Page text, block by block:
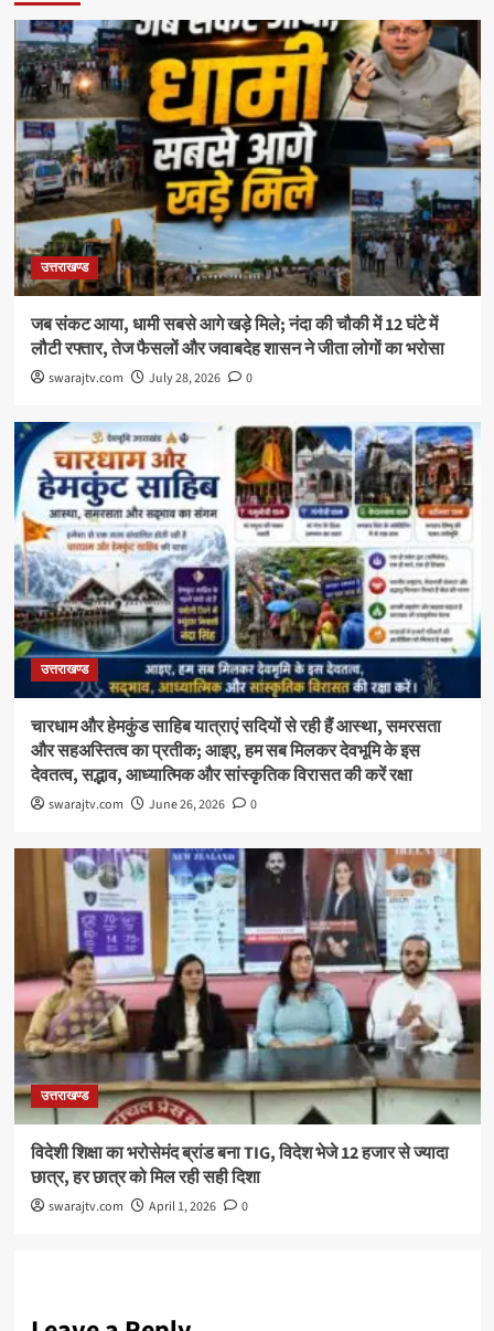
उत्तराखण्ड
जब संकट आया, धामी सबसे आगे खड़े मिले; नंदा की चौकी में 12 घंटे में
लौटी रफ्तार, तेज फैसलों और जवाबदेह शासन ने जीता लोगों का भरोसा
swarajtv.com July 28, 2026 0
उत्तराखण्ड
चारधाम और हेमकुंड साहिब यात्राएं सदियों से रही हैं आस्था, समरसता
और सहअस्तित्व का प्रतीक; आइए, हम सब मिलकर देवभूमि के इस
देवतत्व, सद्भाव, आध्यात्मिक और सांस्कृतिक विरासत की करें रक्षा
swarajtv.com June 26, 2026 0
उत्तराखण्ड
विदेशी शिक्षा का भरोसेमंद ब्रांड बना TIG, विदेश भेजे 12 हजार से ज्यादा
छात्र, हर छात्र को मिल रही सही दिशा
swarajtv.com April 1, 2026 0